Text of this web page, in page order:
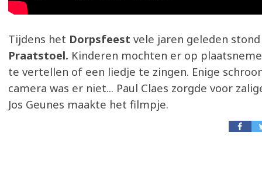
Tijdens het Dorpsfeest vele jaren geleden
Praatstoel. Kinderen mochten er op
te vertellen of een liedje te zingen. Enige
camera was er niet... Paul Claes zorgde voor
Jos Geunes maakte het filmpje.